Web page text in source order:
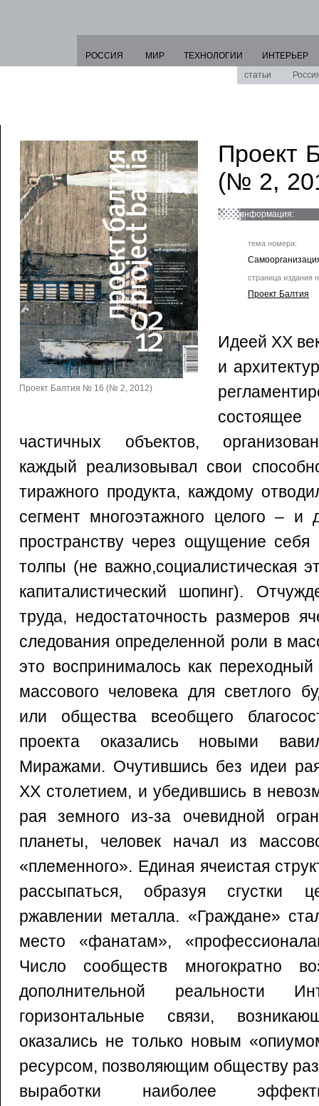
РОССИЯ МИР ТЕХНОЛОГИИ
ИНТЕРЬЕР
статьи
Проект Балтия № 16 (№ 2, 2012)
Проект
(№ 2,
информация:
тема номера:
страница издания
Проект Балтия
Идеей XX
и
частичных объектов,
каждый реализовывал свои
тиражного продукта, каждому
сегмент многоэтажного целого – и
пространству через ощущение себя
толпы (не важно,социалистическая
капиталистический шопинг).
труда, недостаточность размеров
следования определенной роли в
это воспринималось как
массового человека для светлого
или общества всеобщего
проекта оказались новыми
Миражами. Очутившись без идеи
XX столетием, и убедившись в
рая земного из-за очевидной
планеты, человек начал из
«племенного». Единая ячеистая
рассыпаться, образуя сгустки
ржавлении металла. «Граждане»
место «фанатам»,
Число сообществ многократно
дополнительной реальности
горизонтальные связи,
оказались не только новым
ресурсом, позволяющим обществу
выработки наиболее